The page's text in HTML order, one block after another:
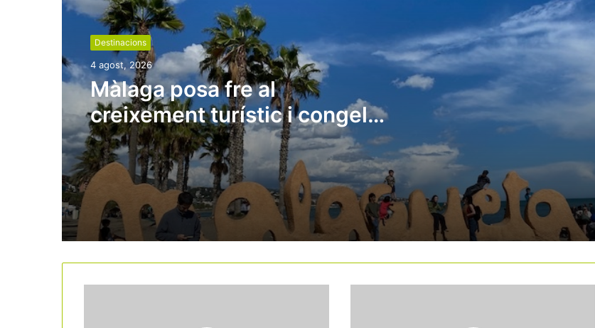
Destinacions
4 agost, 2026
Màlaga posa fre al
creixement turístic i congela
nous hotels en sòl
residencial
la seva promoció turística
internacional amb una campanya de 5
milions d’euros
Deltebre aposta pel turisme vinculat al
sector primari amb 37 noves
experiències
cicloturisme amb una ruta gravel de
343 quilòmetres
Les 9 rutes del vi catalanes creen la
Xarxa de Rutes del Vi de Catalunya
La taxa turística s’obre pas a les